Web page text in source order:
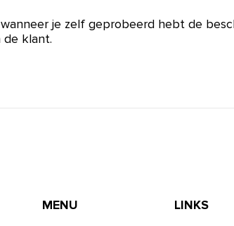
je zelf geprobeerd hebt de
de klant.
MENU
LINKS